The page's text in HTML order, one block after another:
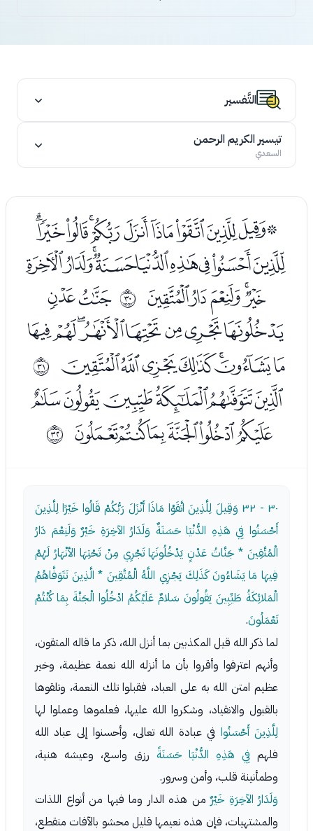
التَّفسير
تيسير الكريم الرحمن
السعدي
ﮉﮊﮋﮌﮍﮎﮏﮐﮑﮒﮓ
ﮔﮕﮖﮗﮘﮙﮚﮛﮜ
ﮝﮞﮟﮠﮡ ﰝ ﮣﮤ
ﮥﮦﮧﮨﮩﮪﮫﮬ
ﮭﮮﮯﮰﮱﯓﯔ ﰞ
ﯖﯗﯘﯙﯚﯛ
ﯜﯝﯞﯟﯠﯡ ﰟ
٣٠ - ٣٢
وَقِيلَ لِلَّذِينَ اتَّقَوْا مَاذَا أَنْزَلَ رَبُّكُمْ قَالُوا خَيْرًا لِلَّذِينَ
أَحْسَنُوا فِي هَذِهِ الدُّنْيَا حَسَنَةٌ وَلَدَارُ الآخِرَةِ خَيْرٌ وَلَنِعْمَ دَارُ
الْمُتَّقِينَ * جَنَّاتُ عَدْنٍ يَدْخُلُونَهَا تَجْرِي مِنْ تَحْتِهَا الأنْهَارُ لَهُمْ
فِيهَا مَا يَشَاءُونَ كَذَلِكَ يَجْزِي اللَّهُ الْمُتَّقِينَ * الَّذِينَ تَتَوَفَّاهُمُ
الْمَلائِكَةُ طَيِّبِينَ يَقُولُونَ سَلامٌ عَلَيْكُمُ ادْخُلُوا الْجَنَّةَ بِمَا كُنْتُمْ
تَعْمَلُونَ.
لما ذكر الله قيل المكذبين بما أنزل الله، ذكر ما قاله المتقون،
وأنهم اعترفوا وأقروا بأن ما أنزله الله نعمة عظيمة، وخير
عظيم امتن الله به على العباد، فقبلوا تلك النعمة، وتلقوها
بالقبول والانقياد، وشكروا الله عليها، فعلموها وعملوا لها
لِلَّذِينَ أَحْسَنُوا في عبادة الله تعالى، وأحسنوا إلى عباد الله
فلهم فِي هَذِهِ الدُّنْيَا حَسَنَةً رزق واسع، وعيشه هنية،
وطمأنينة قلب، وأمن وسرور.
وَلَدَارُ الآخِرَةِ خَيْرٌمن هذه الدار وما فيها من أنواع اللذات
والمشتهيات، فإن هذه نعيمها قليل محشو بالآفات منقطع،